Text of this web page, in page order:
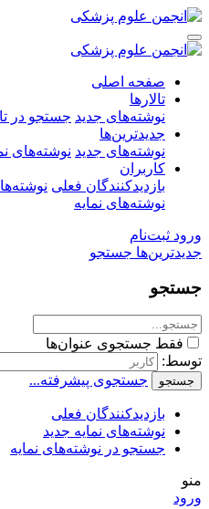
صفحه اصلی
تالارها
نوشته‌های جدید جستجو در
جدیدترین‌ها
نوشته‌های جدید نوشته‌های
کاربران
بازدیدکنندگان فعلی
نوشته‌های نمایه
ورود ثبت‌نام
جدیدترین‌ها جستجو
جستجو
فقط جستجوی عنوان‌ها
توسط:
جستجو جستجوی پیشرفته...
بازدیدکنندگان فعلی
نوشته‌های نمایه جدید
جستجو در نوشته‌های نمایه
منو
ورود